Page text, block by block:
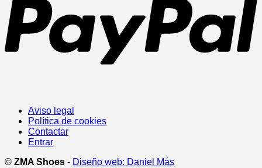
Aviso legal
Política de cookies
Contactar
Entrar
© ZMA Shoes - Diseño web: Daniel Más